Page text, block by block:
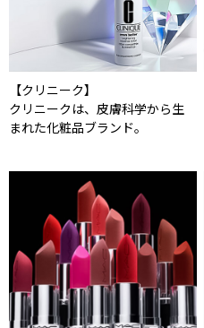
【クリニーク】
クリニークは、皮膚科学から生
まれた化粧品ブランド。